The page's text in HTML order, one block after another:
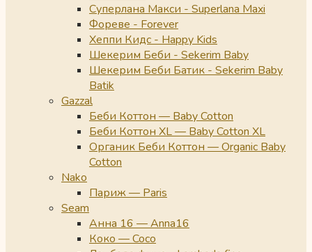
Суперлана Макси - Superlana Maxi
Фореве - Forever
Хеппи Кидс - Happy Kids
Шекерим Беби - Sekerim Baby
Шекерим Беби Батик - Sekerim Baby
Batik
Gazzal
Беби Коттон — Baby Cotton
Беби Коттон XL — Baby Cotton XL
Органик Беби Коттон — Organic Baby
Cotton
Nako
Париж — Paris
Seam
Анна 16 — Anna16
Коко — Coco